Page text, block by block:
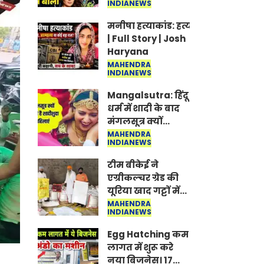
Jantar-Mantar |
CJP protest
INDIANEWS
मनीषा हत्याकांड: हत्या, आत्महत्या या
| Full Story | Josh
Haryana
MAHENDRA
INDIANEWS
Mangalsutra: हिंदू
धर्म में शादी के बाद
मंगलसूत्र क्यों
पहनती है महिलाएं,
किसने शुरु की ये
परंपरा
MAHENDRA
INDIANEWS
टीम बीकेई ने
एग्रीकल्चर ग्रेड की
यूरिया खाद गट्टों में
बदलकर टेक्निकल
ग्रेड में बेचने वालों पर
करवाई कार्रवाई:
लखविंदर सिंह
औलख
MAHENDRA
INDIANEWS
Egg Hatching कम
लागत में शुरू करे
नया बिजनेस। 17